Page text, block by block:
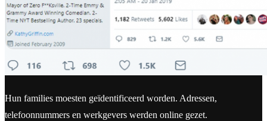
Hun families moesten geïdentificeerd worden. Adressen,
telefoonnummers en werkgevers werden online gezet.